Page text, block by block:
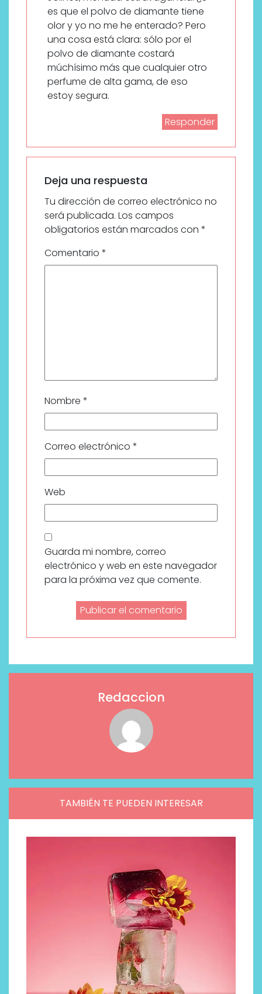
es que el polvo de diamante tiene
olor y yo no me he enterado? Pero
una cosa está clara: sólo por el
polvo de diamante costará
múchísimo más que cualquier otro
perfume de alta gama, de eso
estoy segura.
Responder
Deja una respuesta
Tu dirección de correo electrónico no
será publicada. Los campos
obligatorios están marcados con *
Comentario *
Nombre *
Correo electrónico *
Web
Guarda mi nombre, correo
electrónico y web en este navegador
para la próxima vez que comente.
Redaccion
TAMBIÉN TE PUEDEN INTERESAR